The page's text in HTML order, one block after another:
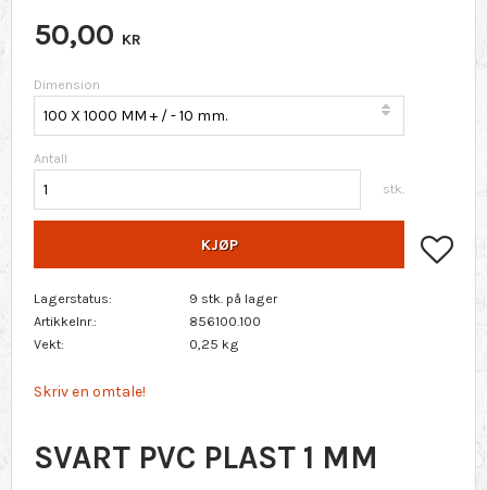
50,00 KR
Dimension
Antall
stk.
KJØP
Lagerstatus
9 stk. på lager
Artikkelnr.
856100.100
Vekt
0,25 kg
Skriv en omtale!
SVART PVC PLAST 1 MM